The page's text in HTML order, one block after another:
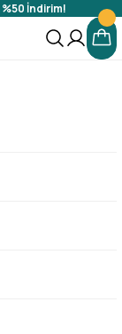
İndirim!